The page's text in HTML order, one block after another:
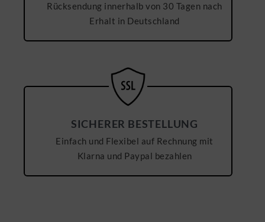
Rücksendung innerhalb von 30 Tagen nach
Erhalt in Deutschland
SICHERER BESTELLUNG
Einfach und Flexibel auf Rechnung mit
Klarna und Paypal bezahlen